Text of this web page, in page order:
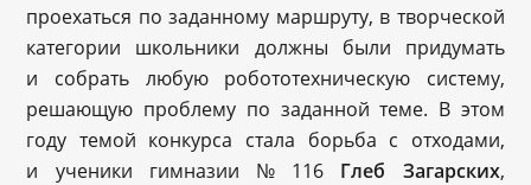
проехаться по заданному маршруту, в творческой
категории школьники должны были придумать
и собрать любую робототехническую систему,
решающую проблему по заданной теме. В этом
году темой конкурса стала борьба с отходами,
и ученики гимназии № 116 Глеб Загарских,